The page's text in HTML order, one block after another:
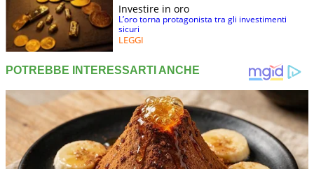
Investire in oro
L’oro torna protagonista tra gli investimenti
sicuri
LEGGI